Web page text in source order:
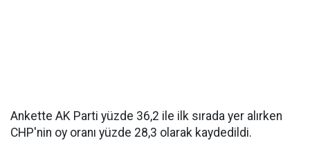
Ankette AK Parti yüzde 36,2 ile ilk sırada yer alırken
CHP'nin oy oranı yüzde 28,3 olarak kaydedildi.